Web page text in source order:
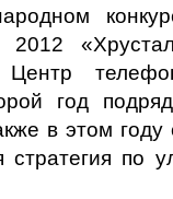
2012
год
в этом году
по